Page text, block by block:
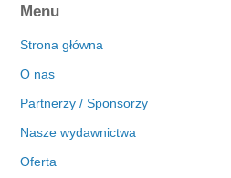
Menu
Strona główna
O nas
Partnerzy / Sponsorzy
Nasze wydawnictwa
Oferta